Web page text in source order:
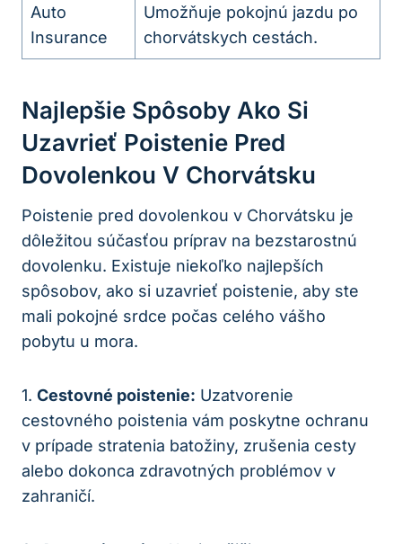
Auto
Insurance
Umožňuje pokojnú jazdu po
chorvátskych cestách.
Najlepšie Spôsoby Ako Si
Uzavrieť Poistenie Pred
Dovolenkou V Chorvátsku
Poistenie pred dovolenkou v Chorvátsku je
dôležitou súčasťou príprav na bezstarostnú
dovolenku. Existuje niekoľko najlepších
spôsobov, ako si uzavrieť poistenie, aby ste
mali pokojné srdce počas celého vášho
pobytu u mora.
1. Cestovné poistenie: Uzatvorenie
cestovného poistenia vám poskytne ochranu
v prípade stratenia batožiny, zrušenia cesty
alebo dokonca zdravotných problémov v
zahraničí.